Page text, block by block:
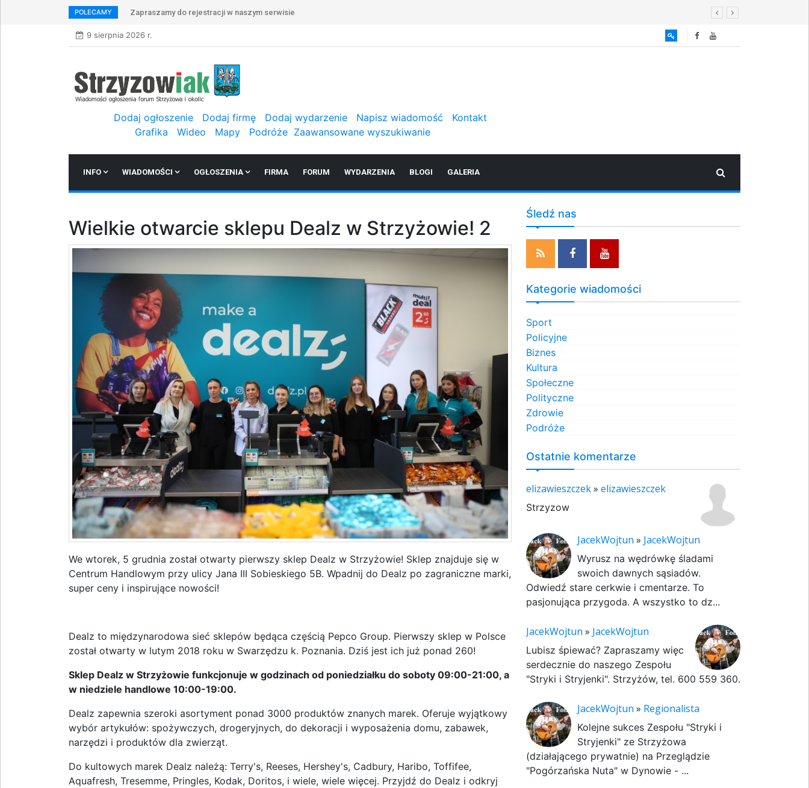
POLECAMY Zapraszamy do rejestracji w naszym serwisie
9 sierpnia 2026 r.
Dodaj ogłoszenie Dodaj firmę Dodaj wydarzenie Napisz wiadomość
Kontakt
Grafika
Wideo Mapy Podróże Zaawansowane wyszukiwanie
INFO WIADOMOŚCI OGŁOSZENIA FIRMA FORUM WYDARZENIA BLOGI GALERIA
Wielkie otwarcie sklepu Dealz w Strzyżowie! 2
We wtorek, 5 grudnia został otwarty pierwszy sklep Dealz w Strzyżowie! Sklep znajduje się w
Centrum Handlowym przy ulicy Jana III Sobieskiego 5B. Wpadnij do Dealz po zagraniczne marki,
super ceny i inspirujące nowości!
Dealz to międzynarodowa sieć sklepów będąca częścią Pepco Group. Pierwszy sklep w Polsce
został otwarty w lutym 2018 roku w Swarzędzu k. Poznania. Dziś jest ich już ponad 260!
Sklep Dealz w Strzyżowie funkcjonuje w godzinach od poniedziałku do soboty 09:00-21:00, a
w niedziele handlowe 10:00-19:00.
Dealz zapewnia szeroki asortyment ponad 3000 produktów znanych marek. Oferuje wyjątkowy
wybór artykułów: spożywczych, drogeryjnych, do dekoracji i wyposażenia domu, zabawek,
narzędzi i produktów dla zwierząt.
Do kultowych marek Dealz należą: Terry's, Reeses, Hershey's, Cadbury, Haribo, Toffifee,
Aquafresh, Tresemme, Pringles, Kodak, Doritos, i wiele, wiele więcej. Przyjdź do Dealz i odkryj
Śledź nas
Kategorie wiadomości
Sport
Policyjne
Biznes
Kultura
Społeczne
Polityczne
Zdrowie
Podróże
Ostatnie komentarze
elizawieszczek» elizawieszczek
Strzyzow
JacekWojtun » JacekWojtun
Wyrusz na wędrówkę śladami
swoich dawnych sąsiadów.
Odwiedź stare cerkwie i cmentarze. To
pasjonująca przygoda. A wszystko to dz...
JacekWojtun » JacekWojtun
Lubisz śpiewać? Zapraszamy więc
serdecznie do naszego Zespołu
"Stryki i Stryjenki". Strzyżów, tel. 600 559 360.
JacekWojtun » Regionalista
Kolejne sukces Zespołu "Stryki i
Stryjenki" ze Strzyżowa
(działającego prywatnie) na Przeglądzie
"Pogórzańska Nuta" w Dynowie - ...